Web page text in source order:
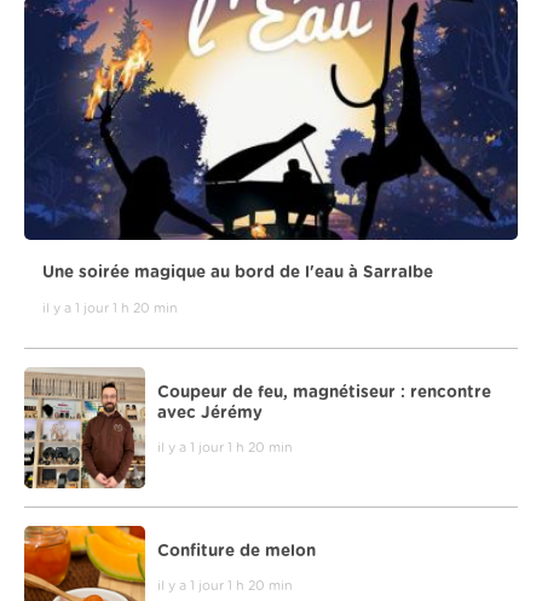
Une soirée magique au bord de l'eau à Sarralbe
il y a 1 jour 1 h 20 min
Coupeur de feu, magnétiseur : rencontre
avec Jérémy
il y a 1 jour 1 h 20 min
Confiture de melon
il y a 1 jour 1 h 20 min